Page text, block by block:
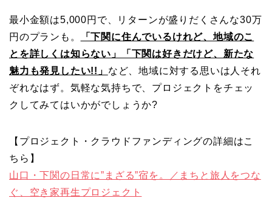
最小金額は5,000円で、リターンが盛りだくさんな30万
円のプランも。
「下関に住んでいるけれど、地域のこ
とを詳しくは知らない」「下関は好きだけど、新たな
魅力も発見したい!!」 など、地域に対する思いは人それ
ぞれなはず。気軽な気持ちで、プロジェクトをチェッ
クしてみてはいかがでしょうか?
【プロジェクト・クラウドファンディングの詳細はこ
ちら】
山口・下関の日常に”まざる”宿を。／まちと旅人をつな
ぐ、空き家再生プロジェクト